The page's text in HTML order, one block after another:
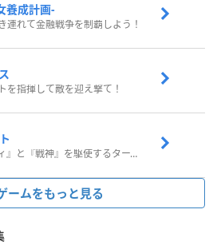
養成計画-
連れて金融戦争を制覇しよう！
を指揮して敵を迎え撃て！
武器の『アビリティ』と『戦神』を駆使するターン制コマンドバトルRPG！
ームをもっと見る